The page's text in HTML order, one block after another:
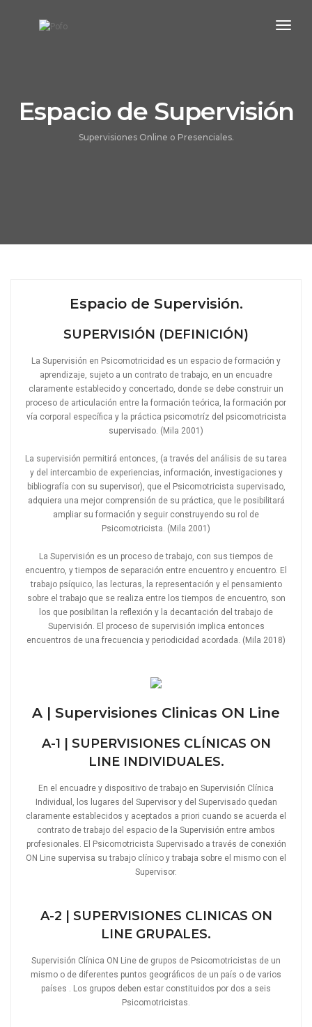
Espacio de Supervisión
Supervisiones Online o Presenciales.
Espacio de Supervisión.
SUPERVISIÓN (DEFINICIÓN)
La Supervisión en Psicomotricidad es un espacio de formación y
aprendizaje, sujeto a un contrato de trabajo, en un encuadre
claramente establecido y concertado, donde se debe construir un
proceso de articulación entre la formación teórica, la formación por
vía corporal específica y la práctica psicomotríz del psicomotricista
supervisado. (Mila 2001)
La supervisión permitirá entonces, (a través del análisis de su tarea
y del intercambio de experiencias, información, investigaciones y
bibliografía con su supervisor), que el Psicomotricista supervisado,
adquiera una mejor comprensión de su práctica, que le posibilitará
ampliar su formación y seguir construyendo su rol de
Psicomotricista. (Mila 2001)
La Supervisión es un proceso de trabajo, con sus tiempos de
encuentro, y tiempos de separación entre encuentro y encuentro. El
trabajo psíquico, las lecturas, la representación y el pensamiento
sobre el trabajo que se realiza entre los tiempos de encuentro, son
los que posibilitan la reflexión y la decantación del trabajo de
Supervisión. El proceso de supervisión implica entonces
encuentros de una frecuencia y periodicidad acordada. (Mila 2018)
A | Supervisiones Clinicas ON Line
A-1 | SUPERVISIONES CLÍNICAS ON
LINE INDIVIDUALES.
En el encuadre y dispositivo de trabajo en Supervisión Clínica
Individual, los lugares del Supervisor y del Supervisado quedan
claramente establecidos y aceptados a priori cuando se acuerda el
contrato de trabajo del espacio de la Supervisión entre ambos
profesionales. El Psicomotricista Supervisado a través de conexión
ON Line supervisa su trabajo clínico y trabaja sobre el mismo con el
Supervisor.
A-2 | SUPERVISIONES CLINICAS ON
LINE GRUPALES.
Supervisión Clínica ON Line de grupos de Psicomotricistas de un
mismo o de diferentes puntos geográficos de un país o de varios
países . Los grupos deben estar constituidos por dos a seis
Psicomotricistas.